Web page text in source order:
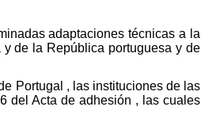
adaptaciones técnicas a la
de la República portuguesa y de
Portugal , las instituciones de las
del Acta de adhesión , las cuales